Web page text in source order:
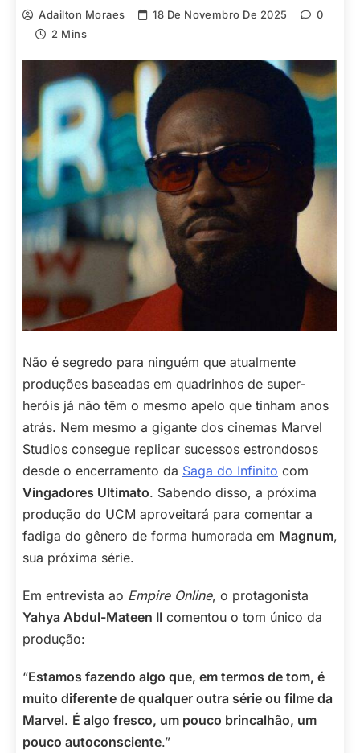
Adailton Moraes 18 De Novembro De 2025
0
2 Mins
Não é segredo para ninguém que atualmente
produções baseadas em quadrinhos de super-
heróis já não têm o mesmo apelo que tinham anos
atrás. Nem mesmo a gigante dos cinemas Marvel
Studios consegue replicar sucessos estrondosos
desde o encerramento da Saga do Infinito com
Vingadores Ultimato. Sabendo disso, a próxima
produção do UCM aproveitará para comentar a
fadiga do gênero de forma humorada em Magnum,
sua próxima série.
Em entrevista ao Empire Online, o protagonista
Yahya Abdul-Mateen II comentou o tom único da
produção:
“Estamos fazendo algo que, em termos de tom, é
muito diferente de qualquer outra série ou filme da
Marvel. É algo fresco, um pouco brincalhão, um
pouco autoconsciente.”